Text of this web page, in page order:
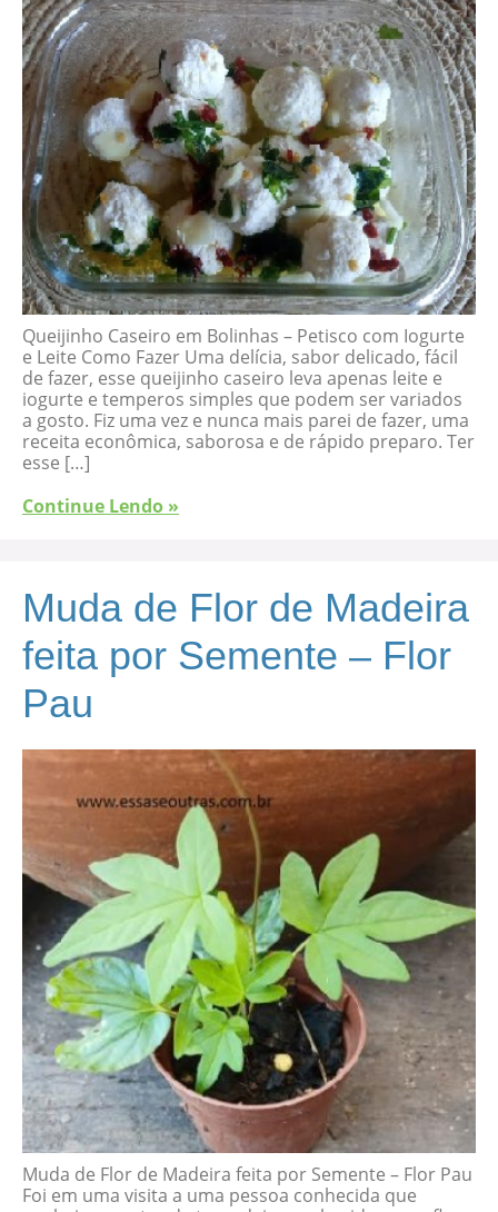
Queijinho Caseiro em Bolinhas – Petisco com Iogurte
e Leite Como Fazer Uma delícia, sabor delicado, fácil
de fazer, esse queijinho caseiro leva apenas leite e
iogurte e temperos simples que podem ser variados
a gosto. Fiz uma vez e nunca mais parei de fazer, uma
receita econômica, saborosa e de rápido preparo. Ter
esse […]
Continue Lendo »
Muda de Flor de Madeira
feita por Semente – Flor
Pau
Muda de Flor de Madeira feita por Semente – Flor Pau
Foi em uma visita a uma pessoa conhecida que